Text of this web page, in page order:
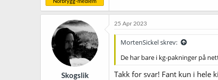
Norbrygg-medlem
Skogslik
25 Apr 2023
MortenSickel skrev:
De har bare i kg-pakninger på
Takk for svar! Fant kun i hele